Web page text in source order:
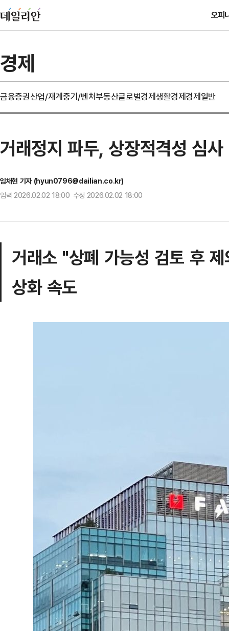
오피
경제
금융증권산업/재계중기/벤처부동산글로벌경제생활경제경제일반
거래정지 파두, 상장적격성 심
임채현 기자 (hyun0796@dailian.co.kr)
입력 2026.02.02 18:00 수정 2026.02.02 18:00
거래소 "상폐 가능성 검토 후
상화 속도